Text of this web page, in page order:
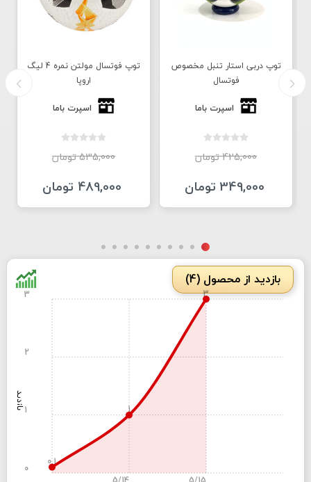
توپ دربی استار تنبل مخصوص
فوتسال
اسپرت باما
425,000 تومان
349,000 تومان
توپ فوتسال مولتن نمره 4 لیگ
اروپا
اسپرت باما
535,000 تومان
489,000 تومان
بازدید از محصول (4)
بازدید
0.1
1
3
0
1
2
3